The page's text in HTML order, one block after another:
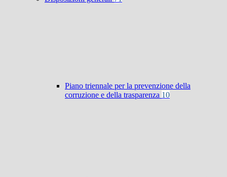
Piano triennale per la prevenzione della
corruzione e della trasparenza 10